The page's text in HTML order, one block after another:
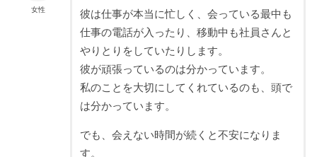
女性
彼は仕事が本当に忙しく、会っている最中も
仕事の電話が入ったり、移動中も社員さんと
やりとりをしていたりします。
彼が頑張っているのは分かっています。
私のことを大切にしてくれているのも、頭で
は分かっています。
でも、会えない時間が続くと不安になりま
す。